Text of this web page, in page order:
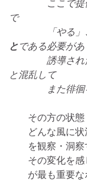
ここで
で
「やる」こ
とである必要があ
誘導さ
と混乱して
また徘徊を誘
その方の状態
どんな風に状
を観察・洞察
その変化を感
が最も重要な